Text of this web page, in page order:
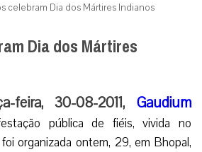
celebram Dia dos Mártires Indianos
Dia dos Mártires
feira, 30-08-2011, Gaudium
pública de fiéis, vivida no
organizada ontem, 29, em Bhopal,